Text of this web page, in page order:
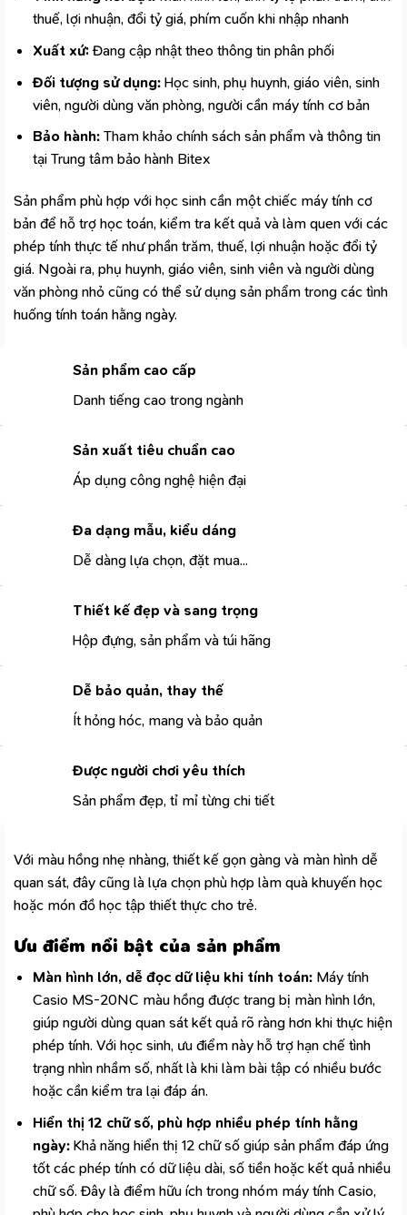
thuế, lợi nhuận, đổi tỷ giá, phím cuốn khi nhập nhanh
Xuất xứ:Đang cập nhật theo thông tin phân phối
Đối tượng sử dụng:Học sinh, phụ huynh, giáo viên, sinh
viên, người dùng văn phòng, người cần máy tính cơ bản
Bảo hành:Tham khảo chính sách sản phẩm và thông tin
tại Trung tâm bảo hành Bitex
Sản phẩm phù hợp với học sinh cần một chiếc máy tính cơ
bản để hỗ trợ học toán, kiểm tra kết quả và làm quen với các
phép tính thực tế như phần trăm, thuế, lợi nhuận hoặc đổi tỷ
giá. Ngoài ra, phụ huynh, giáo viên, sinh viên và người dùng
văn phòng nhỏ cũng có thể sử dụng sản phẩm trong các tình
huống tính toán hằng ngày.
Sản phẩm cao cấp
Danh tiếng cao trong ngành
Sản xuất tiêu chuẩn cao
Áp dụng công nghệ hiện đại
Đa dạng mẫu, kiểu dáng
Dễ dàng lựa chọn, đặt mua...
Thiết kế đẹp và sang trọng
Hộp đựng, sản phẩm và túi hãng
Dễ bảo quản, thay thế
Ít hỏng hóc, mang và bảo quản
Được người chơi yêu thích
Sản phẩm đẹp, tỉ mỉ từng chi tiết
Với màu hồng nhẹ nhàng, thiết kế gọn gàng và màn hình dễ
quan sát, đây cũng là lựa chọn phù hợp làm quà khuyến học
hoặc món đồ học tập thiết thực cho trẻ.
Ưu điểm nổi bật của sản phẩm
Màn hình lớn, dễ đọc dữ liệu khi tính toán:Máy tính
Casio MS-20NC màu hồng được trang bị màn hình lớn,
giúp người dùng quan sát kết quả rõ ràng hơn khi thực hiện
phép tính. Với học sinh, ưu điểm này hỗ trợ hạn chế tình
trạng nhìn nhầm số, nhất là khi làm bài tập có nhiều bước
hoặc cần kiểm tra lại đáp án.
Hiển thị 12 chữ số, phù hợp nhiều phép tính hằng
ngày:Khả năng hiển thị 12 chữ số giúp sản phẩm đáp ứng
tốt các phép tính có dữ liệu dài, số tiền hoặc kết quả nhiều
chữ số. Đây là điểm hữu ích trong nhóm máy tính Casio,